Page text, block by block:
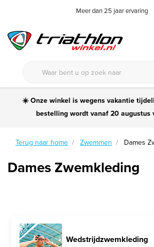
Meer dan 25 jaar ervaring
☀️ Onze winkel is wegens vakantie
bestelling wordt vanaf 20 augustus
Terug naar home Zwemmen Dames
Dames Zwemkleding
Wedstrijdzwemkleding